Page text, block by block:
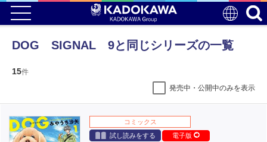
DOG SIGNAL 9と同じシリーズの一覧
15件
発売中・公開中のみを表示
コミックス
試し読みをする
電子版